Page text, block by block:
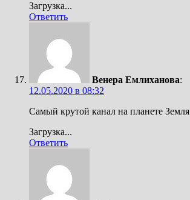
Загрузка...
Ответить
Венера Емлиханова:
12.05.2020 в 08:32
Самый крутой канал на планете Земля
Загрузка...
Ответить